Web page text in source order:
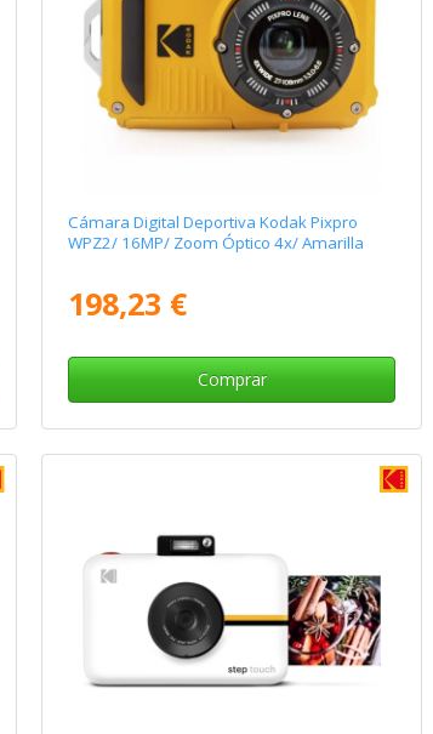
Cámara Digital Deportiva Kodak Pixpro
WPZ2/ 16MP/ Zoom Óptico 4x/ Amarilla
198,23 €
Comprar